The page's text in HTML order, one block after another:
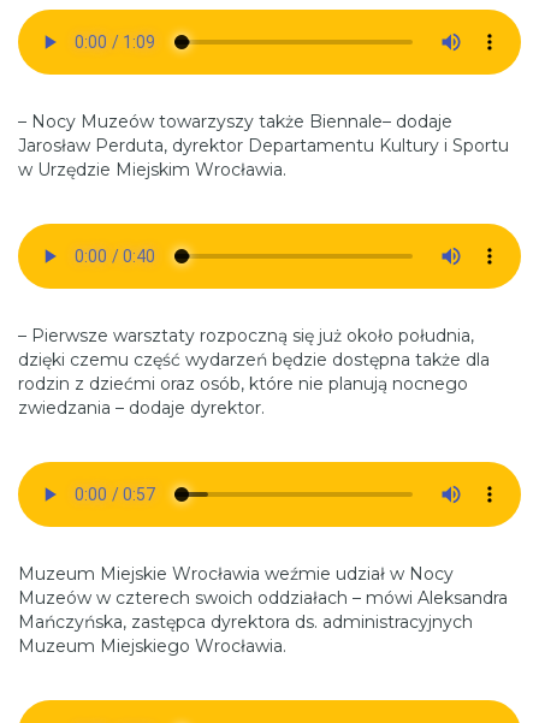
– Nocy Muzeów towarzyszy także Biennale– dodaje
Jarosław Perduta, dyrektor Departamentu Kultury i Sportu
w Urzędzie Miejskim Wrocławia.
– Pierwsze warsztaty rozpoczną się już około południa,
dzięki czemu część wydarzeń będzie dostępna także dla
rodzin z dziećmi oraz osób, które nie planują nocnego
zwiedzania – dodaje dyrektor.
Muzeum Miejskie Wrocławia weźmie udział w Nocy
Muzeów w czterech swoich oddziałach – mówi Aleksandra
Mańczyńska, zastępca dyrektora ds. administracyjnych
Muzeum Miejskiego Wrocławia.